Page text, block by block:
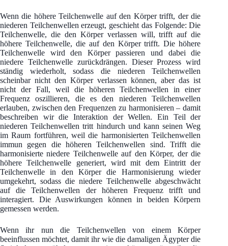
Wenn die höhere Teilchenwelle auf den Körper trifft, der die
niederen Teilchenwellen erzeugt, geschieht das Folgende: Die
Teilchenwelle, die den Körper verlassen will, trifft auf die
höhere Teilchenwelle, die auf den Körper trifft. Die höhere
Teilchenwelle wird den Körper passieren und dabei die
niedere Teilchenwelle zurückdrängen. Dieser Prozess wird
ständig wiederholt, sodass die niederen Teilchenwellen
scheinbar nicht den Körper verlassen können, aber das ist
nicht der Fall, weil die höheren Teilchenwellen in einer
Frequenz oszillieren, die es den niederen Teilchenwellen
erlauben, zwischen den Frequenzen zu harmonisieren – damit
beschreiben wir die Interaktion der Wellen. Ein Teil der
niederen Teilchenwellen tritt hindurch und kann seinen Weg
im Raum fortführen, weil die harmonisierten Teilchenwellen
immun gegen die höheren Teilchenwellen sind. Trifft die
harmonisierte niedere Teilchenwelle auf den Körper, der die
höhere Teilchenwelle generiert, wird mit dem Eintritt der
Teilchenwelle in den Körper die Harmonisierung wieder
umgekehrt, sodass die niedere Teilchenwelle abgeschwächt
auf die Teilchenwellen der höheren Frequenz trifft und
interagiert. Die Auswirkungen können in beiden Körpern
gemessen werden.
Wenn ihr nun die Teilchenwellen von einem Körper
beeinflussen möchtet, damit ihr wie die damaligen Ägypter die